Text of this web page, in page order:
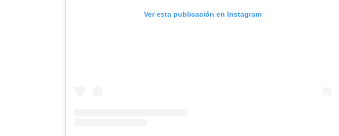
Ver esta publicación en Instagram